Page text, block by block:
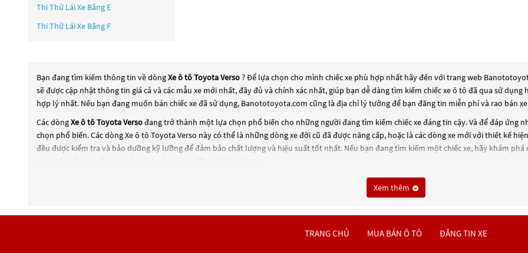
Thi Thử Lái Xe Bằng E
Thi Thử Lái Xe Bằng F
Bạn đang tìm kiếm thông tin về dòngXe ô tô Toyota Verso? Để lựa chọn cho mình chiếc xe phù hợp nhất hãy đến với trang web
sẽ được cập nhật thông tin giá cả và các mẫu xe mới nhất, đầy đủ và chính xác nhất, giúp bạn dễ dàng tìm kiếm chiếc xe ô tô đã qua sử
hợp lý nhất. Nếu bạn đang muốn bán chiếc xe đã sử dụng, Banototoyota.com cũng là địa chỉ lý tưởng để bạn đăng tin miễn phí và rao bán
Các dòngXe ô tô Toyota Versođang trở thành một lựa chọn phổ biến cho những người đang tìm kiếm chiếc xe đáng tin cậy. Và để đáp ứng
chọn phổ biến. Các dòngXe ô tô Toyota Verso này có thể là những dòng xe đời cũ đã được nâng cấp, hoặc là các dòng xe mới với thiết kế
đều được kiểm tra và bảo dưỡng kỹ lưỡng để đảm bảo chất lượng và hiệu suất tốt nhất. Nếu bạn đang tìm kiếm một chiếc xe, hãy khám phá
phù hợp với nhu cầu và ngân sách của bạn tại
Xem thêm
TRANG CHỦ MUA BÁN Ô TÔ ĐĂNG TIN XE